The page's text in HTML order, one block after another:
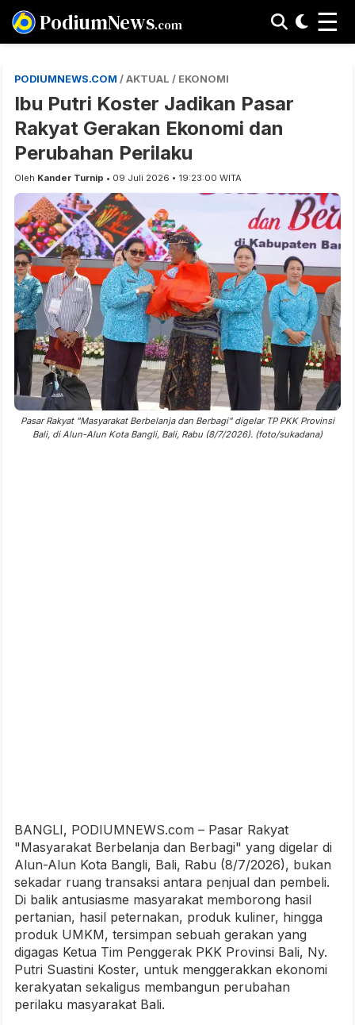
PodiumNews.com ☰
PODIUMNEWS.COM / AKTUAL / EKONOMI
Ibu Putri Koster Jadikan Pasar
Rakyat Gerakan Ekonomi dan
Perubahan Perilaku
Oleh Kander Turnip • 09 Juli 2026 • 19:23:00 WITA
Pasar Rakyat "Masyarakat Berbelanja dan Berbagi" digelar TP PKK Provinsi
Bali, di Alun-Alun Kota Bangli, Bali, Rabu (8/7/2026). (foto/sukadana)
BANGLI, PODIUMNEWS.com – Pasar Rakyat
"Masyarakat Berbelanja dan Berbagi" yang digelar di
Alun-Alun Kota Bangli, Bali, Rabu (8/7/2026), bukan
sekadar ruang transaksi antara penjual dan pembeli.
Di balik antusiasme masyarakat memborong hasil
pertanian, hasil peternakan, produk kuliner, hingga
produk UMKM, tersimpan sebuah gerakan yang
digagas Ketua Tim Penggerak PKK Provinsi Bali, Ny.
Putri Suastini Koster, untuk menggerakkan ekonomi
kerakyatan sekaligus membangun perubahan
perilaku masyarakat Bali.